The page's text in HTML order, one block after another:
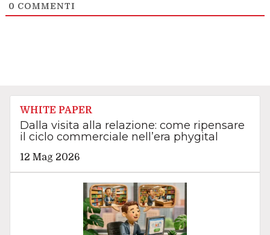
0 COMMENTI
WHITE PAPER
Dalla visita alla relazione: come ripensare
il ciclo commerciale nell’era phygital
12 Mag 2026